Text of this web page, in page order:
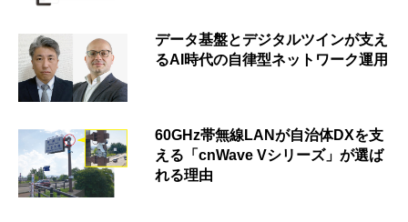
データ基盤とデジタルツインが支え
るAI時代の自律型ネットワーク運用
60GHz帯無線LANが自治体DXを支
える「cnWave Vシリーズ」が選ば
れる理由